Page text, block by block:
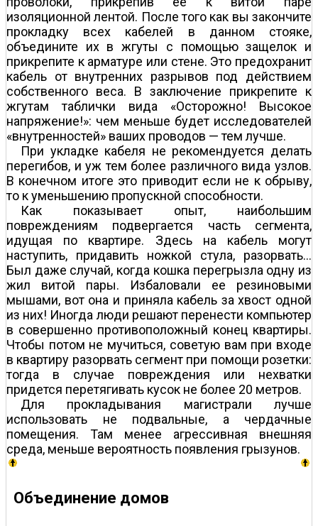
изоляционной лентой. После того как вы закончите
прокладку всех кабелей в данном стояке,
объедините их в жгуты с помощью защелок и
прикрепите к арматуре или стене. Это предохранит
кабель от внутренних разрывов под действием
собственного веса. В заключение прикрепите к
жгутам таблички вида «Осторожно! Высокое
напряжение!»: чем меньше будет исследователей
«внутренностей» ваших проводов — тем лучше.
При укладке кабеля не рекомендуется делать
перегибов, и уж тем более различного вида узлов.
В конечном итоге это приводит если не к обрыву,
то к уменьшению пропускной способности.
Как показывает опыт, наибольшим
повреждениям подвергается часть сегмента,
идущая по квартире. Здесь на кабель могут
наступить, придавить ножкой стула, разорвать…
Был даже случай, когда кошка перегрызла одну из
жил витой пары. Избаловали ее резиновыми
мышами, вот она и приняла кабель за хвост одной
из них! Иногда люди решают перенести компьютер
в совершенно противоположный конец квартиры.
Чтобы потом не мучиться, советую вам при входе
в квартиру разорвать сегмент при помощи розетки:
тогда в случае повреждения или нехватки
придется перетягивать кусок не более 20 метров.
Для прокладывания магистрали лучше
использовать не подвальные, а чердачные
помещения. Там менее агрессивная внешняя
среда, меньше вероятность появления грызунов.
Объединение домов